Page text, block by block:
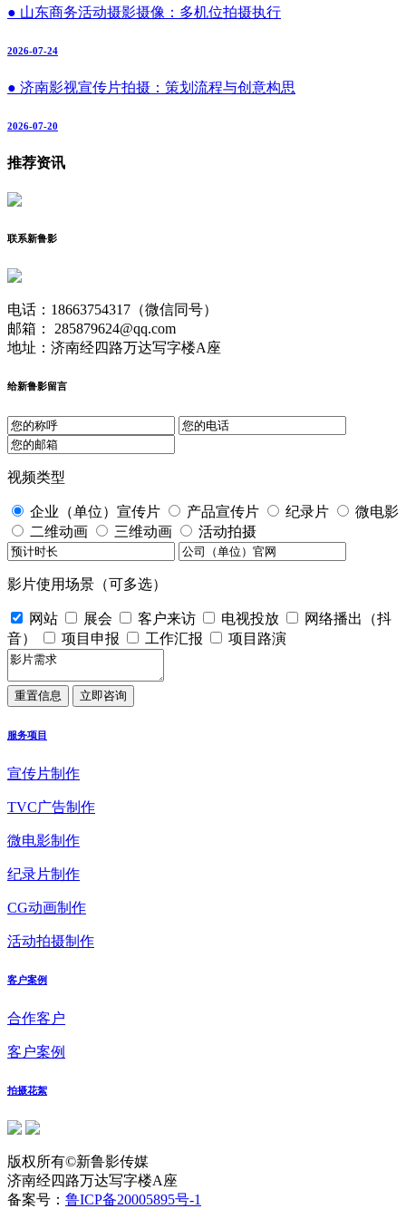
● 山东商务活动摄影摄像：多机位拍摄执行
2026-07-24
● 济南影视宣传片拍摄：策划流程与创意构思
2026-07-20
推荐资讯
联系新鲁影
电话：18663754317（微信同号）
邮箱： 285879624@qq.com
地址：济南经四路万达写字楼A座
给新鲁影留言
视频类型
企业（单位）宣传片 产品宣传片 纪录片
微电影
二维动画
三维动画 活动拍摄
影片使用场景（可多选）
网站 展会 客户来访 电视投放
网络播出（抖
音）
项目申报 工作汇报 项目路演
服务项目
宣传片制作
TVC广告制作
微电影制作
纪录片制作
CG动画制作
活动拍摄制作
客户案例
合作客户
客户案例
拍摄花絮
版权所有©新鲁影传媒
济南经四路万达写字楼A座
备案号： 鲁ICP备20005895号-1